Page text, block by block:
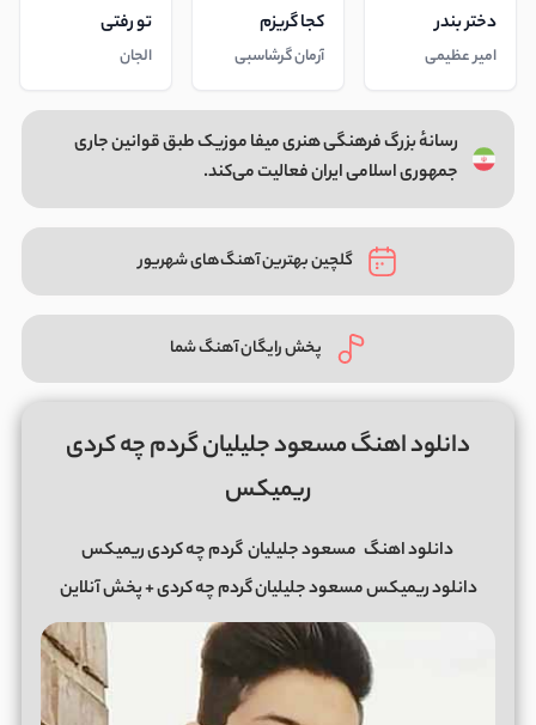
دختر بندر
امیر عظیمی
کجا گریزم
آرمان گرشاسبی
تو رفتی
الجان
رسانهٔ بزرگ فرهنگی هنری میفا موزیک طبق قوانین جاری
جمهوری اسلامی ایران فعالیت می‌کند.
گلچین بهترین آهنگ‌های شهریور
پخش رایگان آهنگ شما
دانلود اهنگ مسعود جلیلیان گردم چه کردی
ریمیکس
دانلود اهنگ مسعود جلیلیانگردم چه کردی ریمیکس
دانلود ریمیکس مسعود جلیلیان گردم چه کردی + پخش آنلاین